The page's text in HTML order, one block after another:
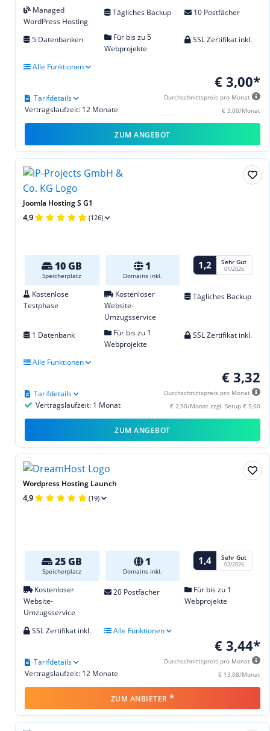
Managed
WordPress Hosting
Tägliches Backup 10 Postfächer
5 Datenbanken
Für bis zu 5
Webprojekte
SSL Zertifikat inkl.
Alle Funktionen
€ 3,00*
Durchschnittspreis pro Monat
€ 3,00/Monat
Vertragslaufzeit: 12 Monate
Tarifdetails
ZUM ANGEBOT
Joomla Hosting S G1
4,9 (126)
10 GB
Speicherplatz
1
Domains inkl.
1,2 Sehr Gut
01/2026
Kostenlose
Testphase
Kostenloser
Website-
Umzugsservice
Tägliches Backup
1 Datenbank
Für bis zu 1
Webprojekte
SSL Zertifikat inkl.
Alle Funktionen
€ 3,32
Durchschnittspreis pro Monat
€ 2,90/Monat zzgl. Setup € 5,00
Vertragslaufzeit: 1 Monat
Tarifdetails
ZUM ANGEBOT
Wordpress Hosting Launch
4,9 (19)
25 GB
Speicherplatz
1
Domains inkl.
1,4 Sehr Gut
02/2026
Kostenloser
Website-
Umzugsservice
20 Postfächer
Für bis zu 1
Webprojekte
SSL Zertifikat inkl. Alle Funktionen
€ 3,44*
Durchschnittspreis pro Monat
€ 13,08/Monat
Vertragslaufzeit: 12 Monate
Tarifdetails
ZUM ANBIETER *